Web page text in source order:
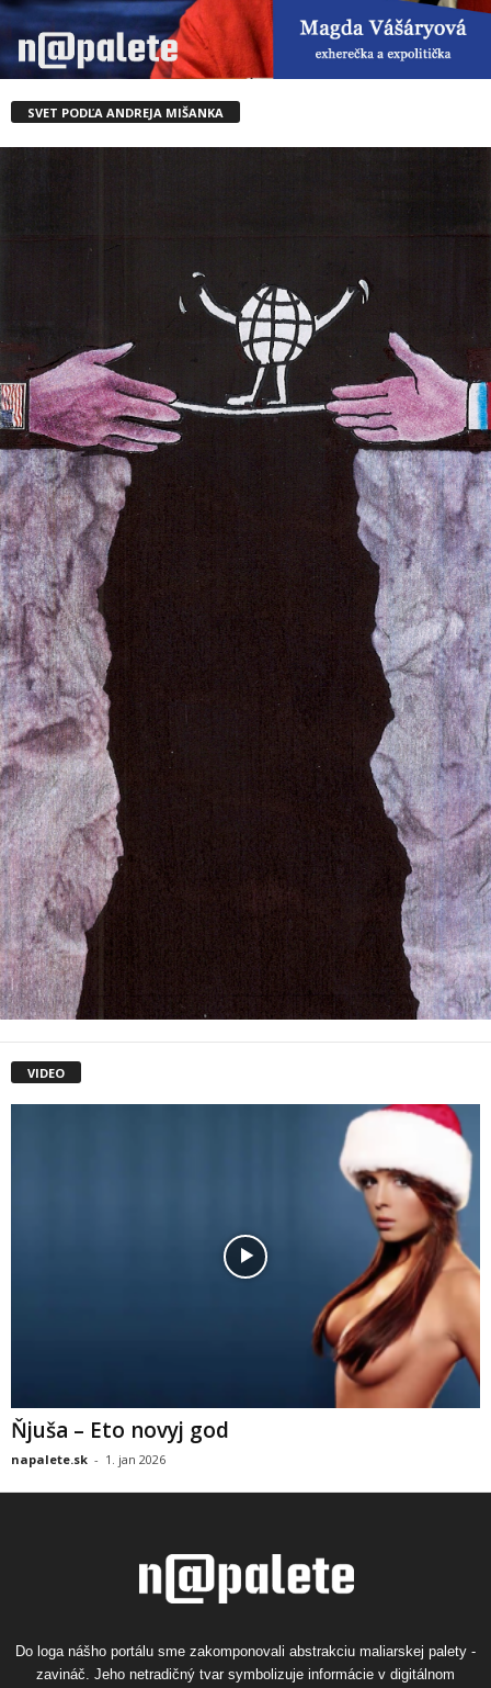
SVET PODĽA ANDREJA MIŠANKA
VIDEO
Ňjuša – Eto novyj god
napalete.sk - 1. jan 2026
Do loga nášho portálu sme zakomponovali abstrakciu maliarskej palety -
zavináč. Jeho netradičný tvar symbolizuje informácie v digitálnom